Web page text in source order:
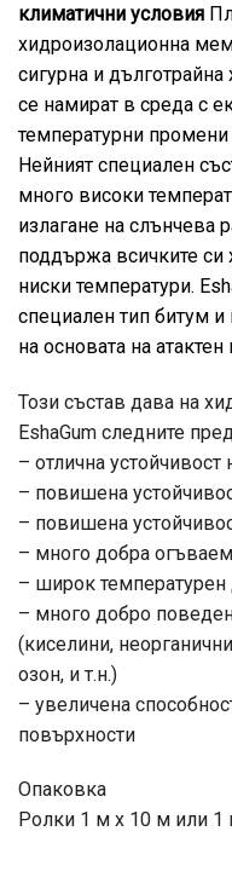
климатични условия
хидроизолационна
сигурна и
се намират в среда с
температурни
Нейният специален
много високи
излагане на слънчева
поддържа всичките си
ниски температури.
специален тип битум
на основата на
Този състав дава на
EshaGum следните
– отлична
– повишена
– повишена
– много добра
– широк
– много добро
(киселини,
озон, и т.н.)
– увеличена
повърхности
Опаковка
Ролки 1 м x 10 м или 1